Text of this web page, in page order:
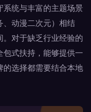
系统与丰富的主题场景
、动漫二次元）相结
对于缺乏行业经验的
式扶持，能够提供一
的选择都需要结合本地